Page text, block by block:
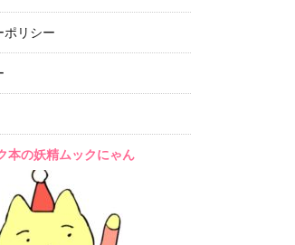
ポリシー
本の妖精ムックにゃん